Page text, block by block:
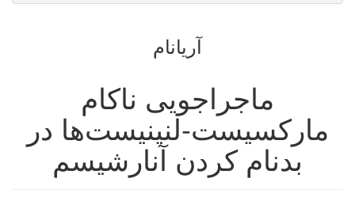
به
برای
آریانام
ماجراجویی ناکام
مارکسیست-لنینیست‌ها در
بدنام کردن آنارشیسم